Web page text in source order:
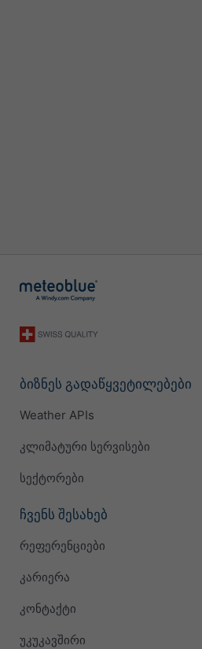
ბიზნეს გადაწყვეტილებები
Weather APIs
კლიმატური სერვისები
სექტორები
ჩვენს შესახებ
რეფერენციები
კარიერა
კონტაქტი
უკუკავშირი